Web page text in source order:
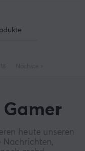
Gamer
heute unseren
Nachrichten,